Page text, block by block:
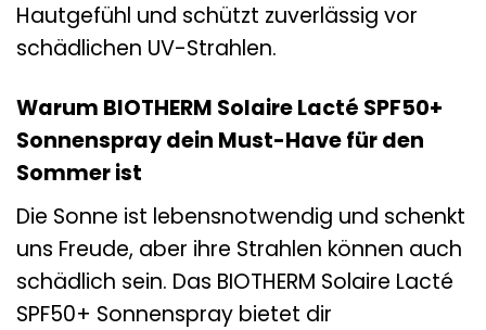
Hautgefühl und schützt zuverlässig vor
schädlichen UV-Strahlen.
Warum BIOTHERM Solaire Lacté SPF50+
Sonnenspray dein Must-Have für den
Sommer ist
Die Sonne ist lebensnotwendig und schenkt
uns Freude, aber ihre Strahlen können auch
schädlich sein. Das BIOTHERM Solaire Lacté
SPF50+ Sonnenspray bietet dir